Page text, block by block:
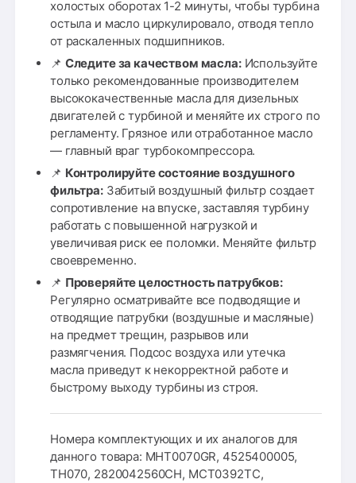
холостых оборотах 1-2 минуты, чтобы турбина
остыла и масло циркулировало, отводя тепло
от раскаленных подшипников.
📌 Следите за качеством масла:Используйте
только рекомендованные производителем
высококачественные масла для дизельных
двигателей с турбиной и меняйте их строго по
регламенту. Грязное или отработанное масло
— главный враг турбокомпрессора.
📌 Контролируйте состояние воздушного
фильтра:Забитый воздушный фильтр создает
сопротивление на впуске, заставляя турбину
работать с повышенной нагрузкой и
увеличивая риск ее поломки. Меняйте фильтр
своевременно.
📌 Проверяйте целостность патрубков:
Регулярно осматривайте все подводящие и
отводящие патрубки (воздушные и масляные)
на предмет трещин, разрывов или
размягчения. Подсос воздуха или утечка
масла приведут к некорректной работе и
быстрому выходу турбины из строя.
Номера комплектующих и их аналогов для
данного товара: MHT0070GR, 4525400005,
TH070, 2820042560CH, MCT0392TC,